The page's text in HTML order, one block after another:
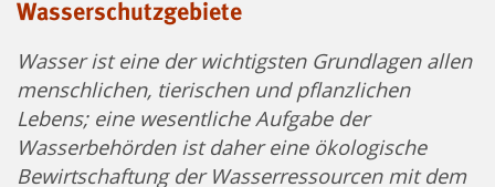
Wasserschutzgebiete
Wasser ist eine der wichtigsten Grundlagen allen
menschlichen, tierischen und pflanzlichen
Lebens; eine wesentliche Aufgabe der
Wasserbehörden ist daher eine ökologische
Bewirtschaftung der Wasserressourcen mit dem